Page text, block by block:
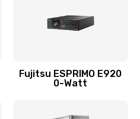
Fujitsu ESPRIMO E920
0-Watt